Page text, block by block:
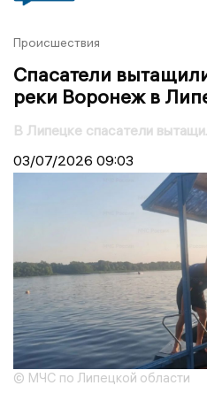
Происшествия
Спасатели
реки Воронеж в
В Липецке спасатели
03/07/2026 09:03
© МЧС по Липецкой области